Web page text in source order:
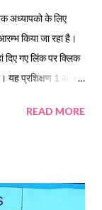
अध्यापको के लिए
किया जा रहा है।
दिए गए लिंक पर क्लिक
यह प्रशिक्षण 1 अगस्त
भी अनिवार्यतः
स्थान पर ऊपर दिए
READ MORE